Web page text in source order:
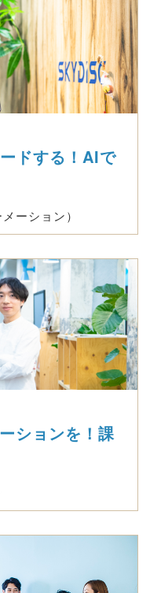
ドする！AIで
ーション）
ションを！課